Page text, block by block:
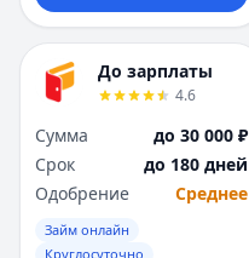
До зарплаты
4.6
Сумма
до 30 000 ₽
Срок
до 180 дней
Одобрение
Среднее
Займ онлайн
Круглосуточно